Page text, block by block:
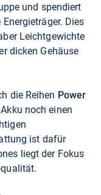
und spendiert
Dies
Leichtgewichte
dicken Gehäuse
die Reihen Power
noch einen
ist dafür
liegt der Fokus